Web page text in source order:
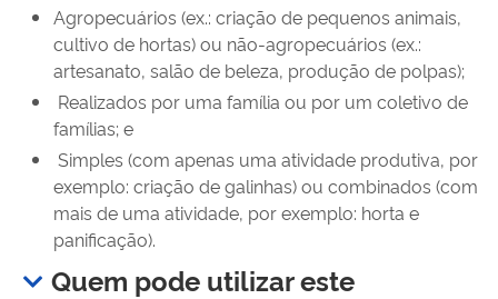
Agropecuários (ex.: criação de pequenos animais,
cultivo de hortas) ou não-agropecuários (ex.:
artesanato, salão de beleza, produção de polpas);
Realizados por uma família ou por um coletivo de
famílias; e
Simples (com apenas uma atividade produtiva, por
exemplo: criação de galinhas) ou combinados (com
mais de uma atividade, por exemplo: horta e
panificação).
Quem pode utilizar este